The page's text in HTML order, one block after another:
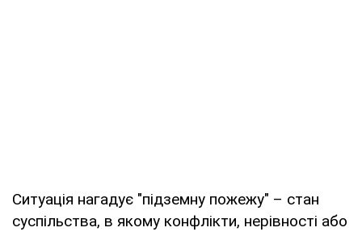
Ситуація нагадує "підземну пожежу" – стан
суспільства, в якому конфлікти, нерівності або